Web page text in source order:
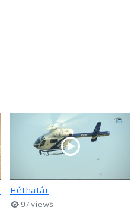
Héthatár
97 views